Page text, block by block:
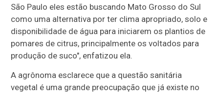
São Paulo eles estão buscando Mato Grosso do Sul
como uma alternativa por ter clima apropriado, solo e
disponibilidade de água para iniciarem os plantios de
pomares de citrus, principalmente os voltados para
produção de suco", enfatizou ela.
A agrônoma esclarece que a questão sanitária
vegetal é uma grande preocupação que já existe no